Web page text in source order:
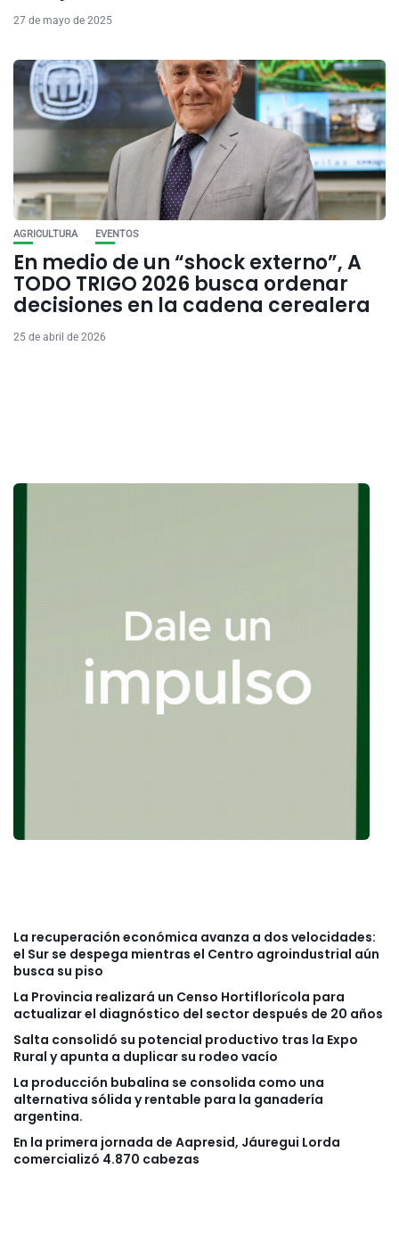
27 de mayo de 2025
AGRICULTURA EVENTOS
En medio de un “shock externo”, A
TODO TRIGO 2026 busca ordenar
decisiones en la cadena cerealera
25 de abril de 2026
La recuperación económica avanza a dos velocidades:
el Sur se despega mientras el Centro agroindustrial aún
busca su piso
La Provincia realizará un Censo Hortiflorícola para
actualizar el diagnóstico del sector después de 20 años
Salta consolidó su potencial productivo tras la Expo
Rural y apunta a duplicar su rodeo vacío
La producción bubalina se consolida como una
alternativa sólida y rentable para la ganadería
argentina.
En la primera jornada de Aapresid, Jáuregui Lorda
comercializó 4.870 cabezas